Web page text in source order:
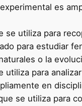
es
se utiliza para
para estudiar
o la
utiliza para
en
se utiliza para